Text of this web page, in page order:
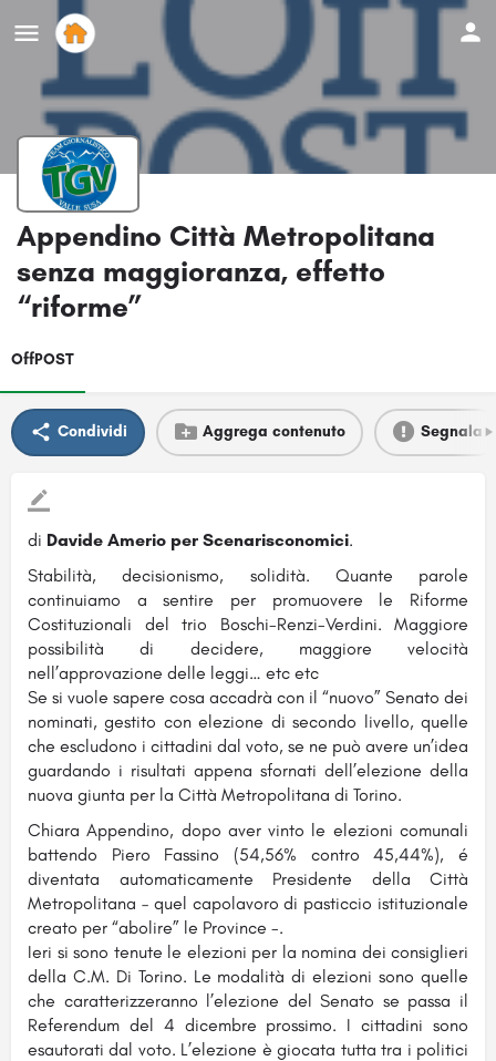
Appendino Città Metropolitana
senza maggioranza, effetto
“riforme”
OffPOST
Condividi Aggrega contenuto Segnala
di Davide Amerio per Scenarisconomici.
Stabilità, decisionismo, solidità. Quante parole
continuiamo a sentire per promuovere le Riforme
Costituzionali del trio Boschi-Renzi-Verdini. Maggiore
possibilità di decidere, maggiore velocità
nell’approvazione delle leggi… etc etc
Se si vuole sapere cosa accadrà con il “nuovo” Senato dei
nominati, gestito con elezione di secondo livello, quelle
che escludono i cittadini dal voto, se ne può avere un’idea
guardando i risultati appena sfornati dell’elezione della
nuova giunta per la Città Metropolitana di Torino.
Chiara Appendino, dopo aver vinto le elezioni comunali
battendo Piero Fassino (54,56% contro 45,44%), é
diventata automaticamente Presidente della Città
Metropolitana – quel capolavoro di pasticcio istituzionale
creato per “abolire” le Province -.
Ieri si sono tenute le elezioni per la nomina dei consiglieri
della C.M. Di Torino. Le modalità di elezioni sono quelle
che caratterizzeranno l’elezione del Senato se passa il
Referendum del 4 dicembre prossimo. I cittadini sono
esautorati dal voto. L’elezione è giocata tutta tra i politici